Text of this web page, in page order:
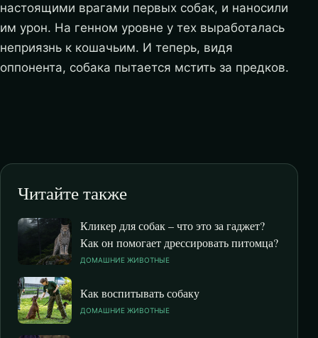
настоящими врагами первых собак, и наносили
им урон. На генном уровне у тех выработалась
неприязнь к кошачьим. И теперь, видя
оппонента, собака пытается мстить за предков.
Читайте также
Кликер для собак – что это за гаджет?
Как он помогает дрессировать питомца?
ДОМАШНИЕ ЖИВОТНЫЕ
Как воспитывать собаку
ДОМАШНИЕ ЖИВОТНЫЕ